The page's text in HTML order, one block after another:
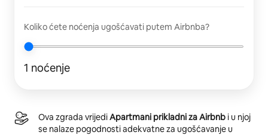
Koliko ćete noćenja ugošćavati putem Airbnba?
1 noćenje
Ova zgrada vrijediApartmani prikladni za Airbnb i u njoj
se nalaze pogodnosti adekvatne za ugošćavanje u